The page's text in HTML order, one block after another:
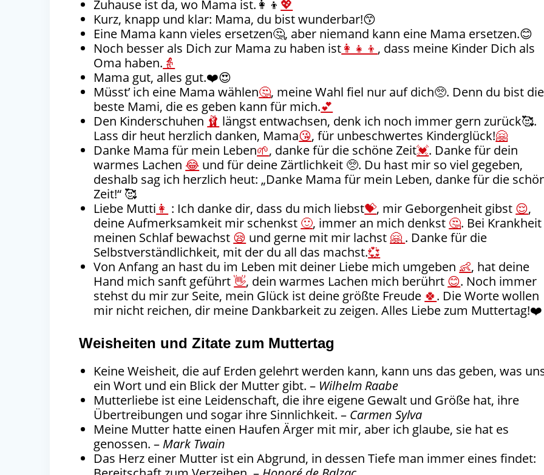
Zuhause ist da, wo Mama ist.👩‍👦 💖
Kurz, knapp und klar: Mama, du bist wunderbar!😙
Eine Mama kann vieles ersetzen🤔, aber niemand kann eine Mama ersetzen.😊
Noch besser als Dich zur Mama zu haben ist👩‍👧‍👦 , dass meine Kinder Dich als
Oma haben. 👵
Mama gut, alles gut.❤️😍
Müsst’ ich eine Mama wählen🤔, meine Wahl fiel nur auf dich🥺. Denn du bist die
beste Mami, die es geben kann für mich.💕
Den Kinderschuhen 🩰 längst entwachsen, denk ich noch immer gern zurück🥰.
Lass dir heut herzlich danken, Mama😘, für unbeschwertes Kinderglück!🤗
Danke Mama für mein Leben🌱, danke für die schöne Zeit💓. Danke für dein
warmes Lachen 😂 und für deine Zärtlichkeit 🥺. Du hast mir so viel gegeben,
deshalb sag ich herzlich heut: „Danke Mama für mein Leben, danke für die
Zeit!“ 🥰
Liebe Mutti 👩 : Ich danke dir, dass du mich liebst💝, mir Geborgenheit gibst 😌,
deine Aufmerksamkeit mir schenkst 🙂, immer an mich denkst 🤔. Bei Krankheit
meinen Schlaf bewachst 😪 und gerne mit mir lachst 🤗 . Danke für die
Selbstverständlichkeit, mit der du all das machst.💞
Von Anfang an hast du im Leben mit deiner Liebe mich umgeben 👶, hat deine
Hand mich sanft geführt👋, dein warmes Lachen mich berührt 😊. Noch immer
stehst du mir zur Seite, mein Glück ist deine größte Freude 🍀. Die Worte wollen
mir nicht reichen, dir meine Dankbarkeit zu zeigen. Alles Liebe zum Muttertag!❤️
Weisheiten und Zitate zum Muttertag
Keine Weisheit, die auf Erden gelehrt werden kann, kann uns das geben, was
ein Wort und ein Blick der Mutter gibt. – Wilhelm Raabe
Mutterliebe ist eine Leidenschaft, die ihre eigene Gewalt und Größe hat, ihre
Übertreibungen und sogar ihre Sinnlichkeit. – Carmen Sylva
Meine Mutter hatte einen Haufen Ärger mit mir, aber ich glaube, sie hat es
genossen. – Mark Twain
Das Herz einer Mutter ist ein Abgrund, in dessen Tiefe man immer eines findet: